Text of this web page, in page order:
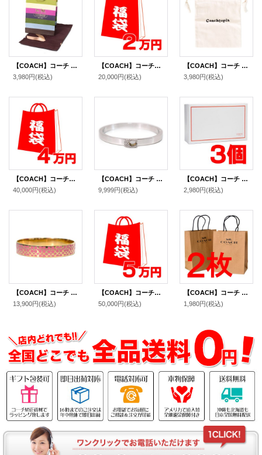
【COACH】コーチ 純正紙袋 ボーダー ミニ リボン付き 巾着布袋 セット プレゼントキット ギフトキット ギフトセット ラッピングセット マルチ（送料無料）
3,980円(税込)
【COACH】コーチの超お得レディース福袋〔2万円〕（送料無料）
20,000円(税込)
【COACH】コーチ 布袋 コーチトピア Coachtopia 純正保存袋 巾着 コットン100％ 単品 1枚（送料無料）
3,980円(税込)
【COACH】コーチの超お得レディース福袋〔4万円〕（送料無料）
40,000円(税込)
【COACH】コーチ ゴールドプレーテッドブラス パヴェ シグネチャー ヒンジド バングル ブレスレット シルバー【訳あり】〔日本未発売〕
9,999円(税込)
【COACH】コーチ 純正ボックスS 〔3個セット〕（送料無料）
2,980円(税込)
【COACH】コーチ シグネチャー ブレスレット バングル ゴールド×ピンク〔日本未発売〕【訳あり】
13,900円(税込)
【COACH】コーチの超お得レディース福袋〔5万円〕（送料無料）
50,000円(税込)
【COACH】コーチ 純正紙袋Sサイズ ブラウン〔2枚セット〕（送料無料）
1,980円(税込)